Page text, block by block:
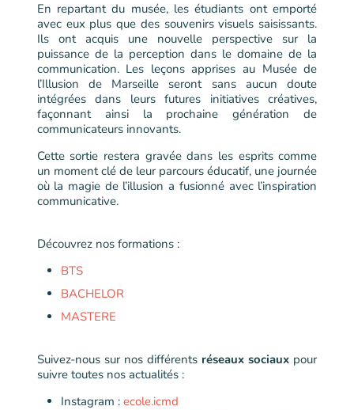
En repartant du musée, les étudiants ont emporté
avec eux plus que des souvenirs visuels saisissants.
Ils ont acquis une nouvelle perspective sur la
puissance de la perception dans le domaine de la
communication. Les leçons apprises au Musée de
l’Illusion de Marseille seront sans aucun doute
intégrées dans leurs futures initiatives créatives,
façonnant ainsi la prochaine génération de
communicateurs innovants.
Cette sortie restera gravée dans les esprits comme
un moment clé de leur parcours éducatif, une journée
où la magie de l’illusion a fusionné avec l’inspiration
communicative.
Découvrez nos formations :
BTS
BACHELOR
MASTERE
Suivez-nous sur nos différents réseaux sociaux pour
suivre toutes nos actualités :
Instagram : ecole.icmd